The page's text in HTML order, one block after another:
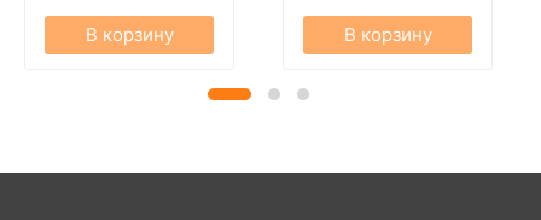
В корзину В корзину